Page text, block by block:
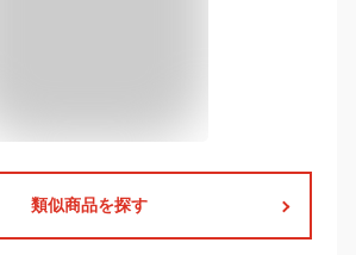
類似商品を探す